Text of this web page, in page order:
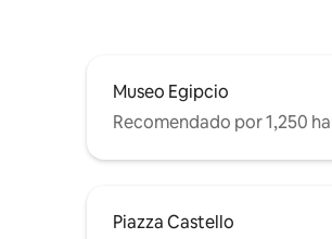
Museo Egipcio
Recomendado por 1,250
Piazza Castello